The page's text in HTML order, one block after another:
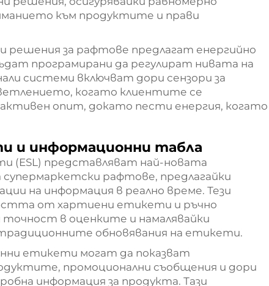
към продуктите и прави
за рафтове предлагат енергийно
програмирани да регулират нивата на
системи включват дори сензори за
когато клиентите се
опит, докато пести енергия, когато
и информационни табла
(ESL) представляват най-новата
рафтове, предлагайки
на информация в реално време. Тези
от хартиени етикети и ръчно
точност в оценките и намалявайки
обновявания на етикети.
етикети могат да показват
промоционални съобщения и дори
информация за продукта. Тази